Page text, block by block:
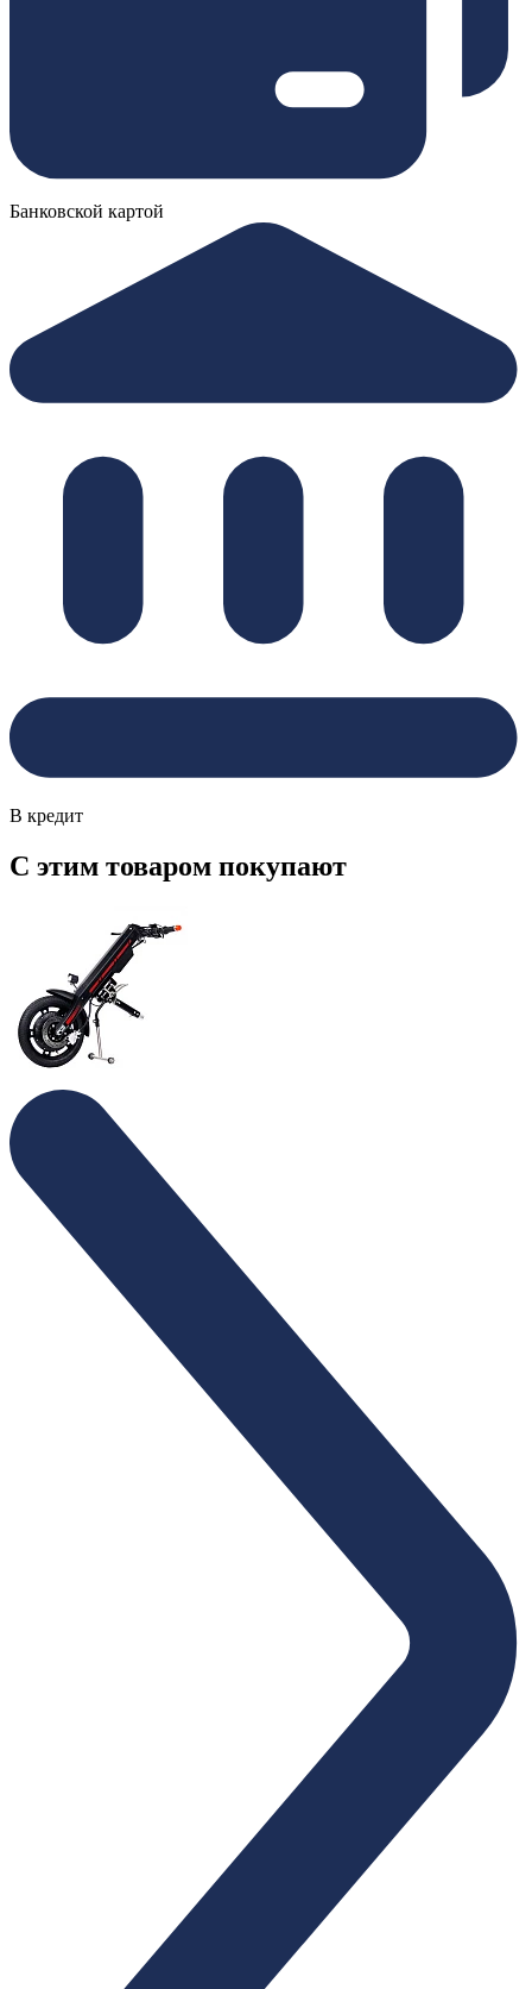
Банковской картой
В кредит
С этим товаром покупают